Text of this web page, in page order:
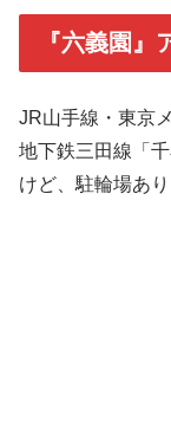
『六義園』
JR山手線・東京
地下鉄三田線「
けど、駐輪場あり